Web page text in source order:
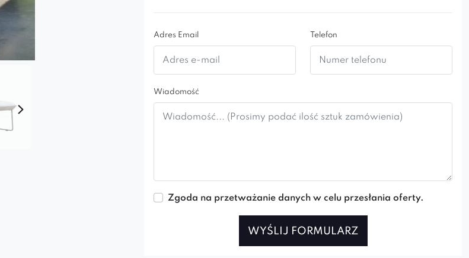
Adres Email Telefon
Wiadomość
Zgoda na przetważanie danych w celu przesłania oferty.
WYŚLIJ FORMULARZ